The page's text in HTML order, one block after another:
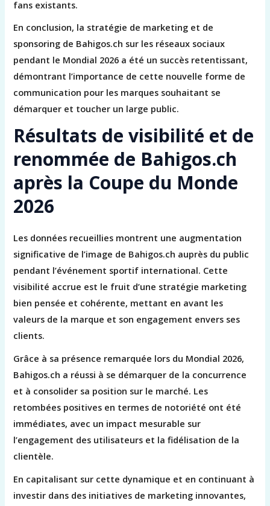
fans existants.
En conclusion, la stratégie de marketing et de
sponsoring de Bahigos.ch sur les réseaux sociaux
pendant le Mondial 2026 a été un succès retentissant,
démontrant l’importance de cette nouvelle forme de
communication pour les marques souhaitant se
démarquer et toucher un large public.
Résultats de visibilité et de
renommée de Bahigos.ch
après la Coupe du Monde
2026
Les données recueillies montrent une augmentation
significative de l’image de Bahigos.ch auprès du public
pendant l’événement sportif international. Cette
visibilité accrue est le fruit d’une stratégie marketing
bien pensée et cohérente, mettant en avant les
valeurs de la marque et son engagement envers ses
clients.
Grâce à sa présence remarquée lors du Mondial 2026,
Bahigos.ch a réussi à se démarquer de la concurrence
et à consolider sa position sur le marché. Les
retombées positives en termes de notoriété ont été
immédiates, avec un impact mesurable sur
l’engagement des utilisateurs et la fidélisation de la
clientèle.
En capitalisant sur cette dynamique et en continuant à
investir dans des initiatives de marketing innovantes,